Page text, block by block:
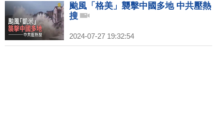
颱風「格美」襲擊中國多地 中共壓熱
搜
2024-07-27 19:32:54